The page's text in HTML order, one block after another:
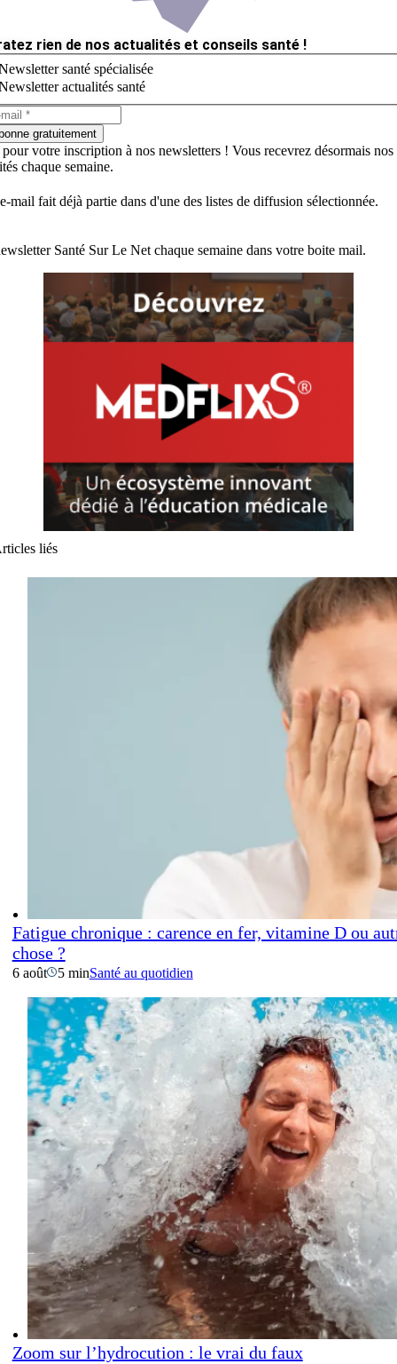
rien de nos actualités et conseils santé !
santé spécialisée
actualités santé
gratuitement
votre inscription à nos newsletters ! Vous recevrez désormais nos
chaque semaine.
mail fait déjà partie dans d'une des listes de diffusion sélectionnée.
Santé Sur Le Net chaque semaine dans votre boite mail.
liés
Fatigue chronique : carence en fer, vitamine D ou
chose ?
6 août 5 minSanté au quotidien
Zoom sur l’hydrocution : le vrai du faux